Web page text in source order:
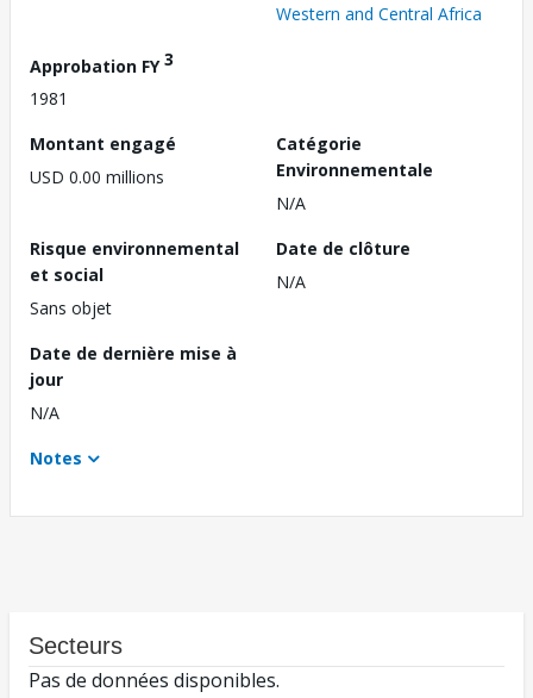
Western and Central Africa
Approbation FY3
1981
Montant engagé
USD 0.00 millions
Catégorie
Environnementale
N/A
Risque environnemental
et social
Sans objet
Date de clôture
N/A
Date de dernière mise à
jour
N/A
Notes
Secteurs
Pas de données disponibles.